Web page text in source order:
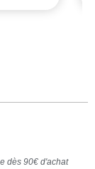
dès 90€ d'achat